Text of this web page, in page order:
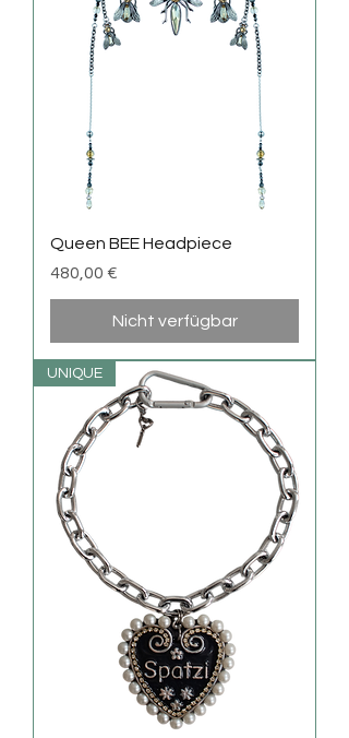
Queen BEE Headpiece
Preis
480,00 €
Nicht verfügbar
UNIQUE